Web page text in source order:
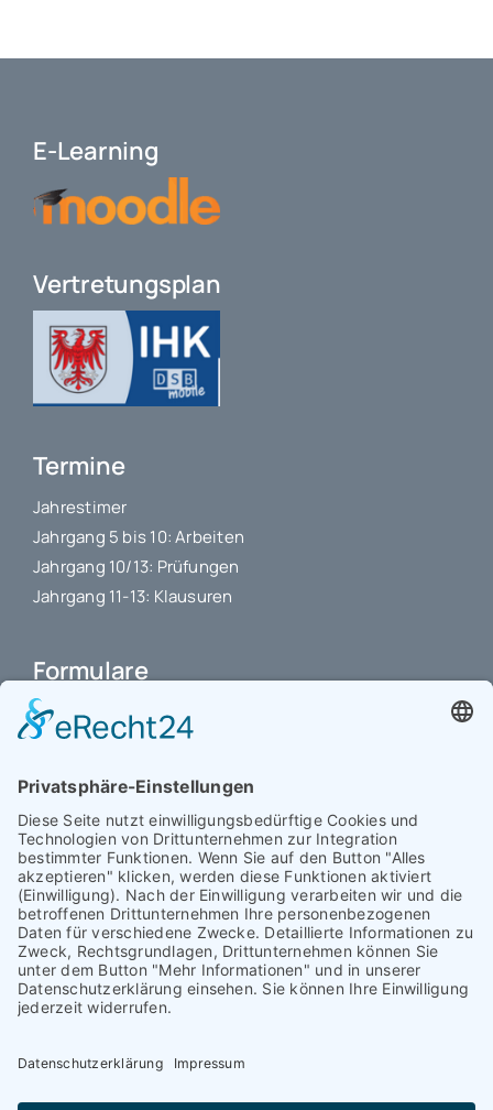
E-Learning
Vertretungsplan
Termine
Jahrestimer
Jahrgang 5 bis 10: Arbeiten
Jahrgang 10/13: Prüfungen
Jahrgang 11-13: Klausuren
Formulare
Schulbuchkauf Schuljahr 2026-2027
Antrag auf Erstattung von Auslagen
Interner L-S-Beschwerdezettel
Antrag auf Freistellung vom Unterricht
Antrag für selbstständigen Heimweg bei Unwohlsein
(ab Jg. 9)
Antrag 10GL Pausenregelung
Datenschutz-Information
IT-Nutzungsvereinbarung
Schülerbetriebspraktikum Jg. 8-10